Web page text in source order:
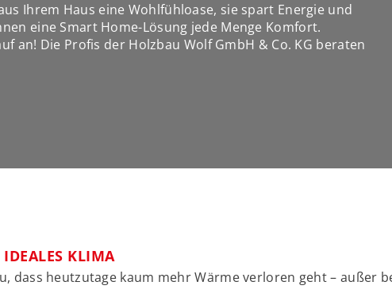
Ihrem Haus eine Wohlfühloase, sie spart Energie und
eine Smart Home-Lösung jede Menge Komfort.
an! Die Profis der Holzbau Wolf GmbH & Co. KG beraten
KLIMA
dass heutzutage kaum mehr Wärme verloren geht – außer